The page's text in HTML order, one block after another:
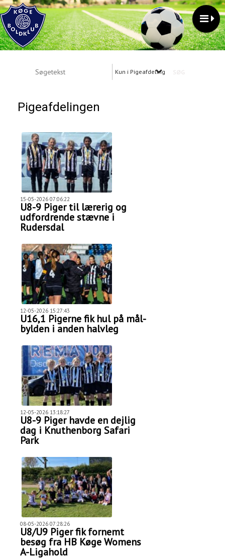
Kun i Pigeafdelingen
Pigeafdelingen
15-05-2026 07:06:22
U8-9 Piger til lærerig og
udfordrende stævne i
Rudersdal
12-05-2026 15:27:43
U16,1 Pigerne fik hul på mål-
bylden i anden halvleg
12-05-2026 13:18:27
U8-9 Piger havde en dejlig
dag i Knuthenborg Safari
Park
08-05-2026 07:28:26
U8/U9 Piger fik fornemt
besøg fra HB Køge Womens
A-Ligahold